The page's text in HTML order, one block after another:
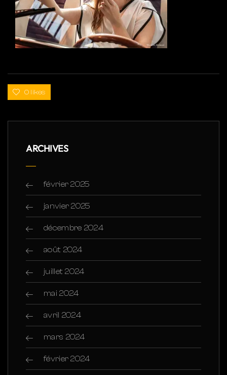
0 likes
ARCHIVES
février 2025
janvier 2025
décembre 2024
août 2024
juillet 2024
mai 2024
avril 2024
mars 2024
février 2024